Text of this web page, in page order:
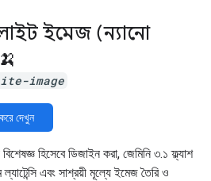
লাইট ইমেজ (ন্যানো
image
দেখুন
হিসেবে ডিজাইন করা, জেমিনি ৩.১ ফ্ল্যাশ
এবং সাশ্রয়ী মূল্যে ইমেজ তৈরি ও